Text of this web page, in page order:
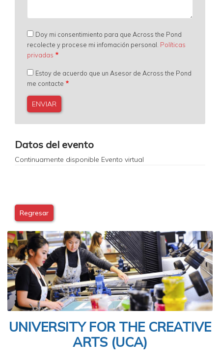
Doy mi consentimiento para que Across the Pond
recolecte y procese mi infomación personal. Políticas
privadas
Estoy de acuerdo que un Asesor de Across the Pond
me contacte
Datos del evento
Continuamente disponible Evento virtual
Regresar
UNIVERSITY FOR THE CREATIVE
ARTS (UCA)